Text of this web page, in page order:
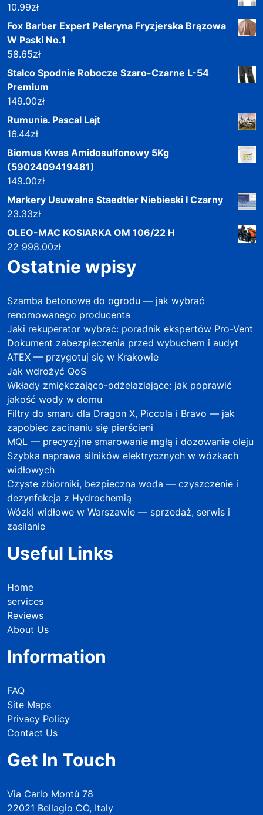
10.99zł
Fox Barber Expert Peleryna Fryzjerska Brązowa
W Paski No.1
58.65zł
Stalco Spodnie Robocze Szaro-Czarne L-54
Premium
149.00zł
Rumunia. Pascal Lajt
16.44zł
Biomus Kwas Amidosulfonowy 5Kg
(5902409419481)
149.00zł
Markery Usuwalne Staedtler Niebieski I Czarny
23.33zł
OLEO-MAC KOSIARKA OM 106/22 H
22 998.00zł
Ostatnie wpisy
Szamba betonowe do ogrodu — jak wybrać
renomowanego producenta
Jaki rekuperator wybrać: poradnik ekspertów Pro-Vent
Dokument zabezpieczenia przed wybuchem i audyt
ATEX — przygotuj się w Krakowie
Jak wdrożyć QoS
Wkłady zmiękczająco-odżelaziające: jak poprawić
jakość wody w domu
Filtry do smaru dla Dragon X, Piccola i Bravo — jak
zapobiec zacinaniu się pierścieni
MQL — precyzyjne smarowanie mgłą i dozowanie oleju
Szybka naprawa silników elektrycznych w wózkach
widłowych
Czyste zbiorniki, bezpieczna woda — czyszczenie i
dezynfekcja z Hydrochemią
Wózki widłowe w Warszawie — sprzedaż, serwis i
zasilanie
Useful Links
Home
services
Reviews
About Us
Information
FAQ
Site Maps
Privacy Policy
Contact Us
Get In Touch
Via Carlo Montù 78
22021 Bellagio CO, Italy